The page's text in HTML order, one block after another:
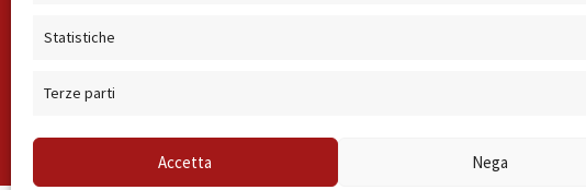
Statistiche
Terze parti
Accetta Nega
© 2019 Forma Camera - P.Iva 08801501001 - Azienda Speciale